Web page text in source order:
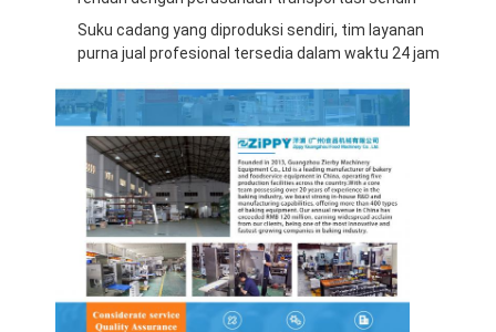
Rumah
Tentang Kami
Tur Pabrik
Kontrol Kualitas
Hubungi Kami
Berita
Suku cadang yang diproduksi sendiri, tim layanan
purna jual profesional tersedia dalam waktu 24 jam